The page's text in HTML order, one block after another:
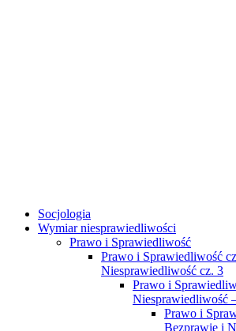
Socjologia
Wymiar niesprawiedliwości
Prawo i Sprawiedliwość
Prawo i Sprawiedliwość
Niesprawiedliwość cz. 3
Prawo i
Niesprawiedliwość
Prawo i
Bezprawie i